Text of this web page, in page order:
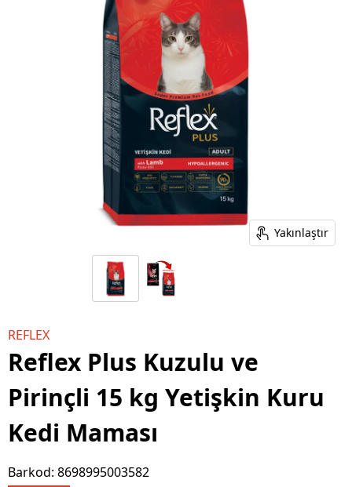
Yakınlaştır
REFLEX
Reflex Plus Kuzulu ve
Pirinçli 15 kg Yetişkin Kuru
Kedi Maması
Barkod: 8698995003582